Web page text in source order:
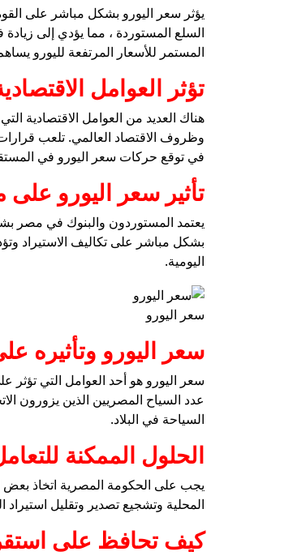
يؤثر سعر اليورو بشكل مباشر على
السلع المستوردة ، مما يؤدي إلى زيادة
المستمر للأسعار المرتفعة لليورو
تؤثر العوامل
هناك العديد من العوامل الاقتصادية
وظروف الاقتصاد العالمي. تلعب
في توقع حركات سعر اليورو في
تأثير سعر اليورو
يعتمد المستوردون والبنوك في مصر
بشكل مباشر على تكاليف الاستيراد
اليومية.
سعر اليورو
سعر اليورو وتأثيره
سعر اليورو هو أحد العوامل التي تؤثر
عدد السياح المصريين الذين يزورون
السياحة في البلاد.
الحلول الممكنة
يجب على الحكومة المصرية اتخاذ بعض
المحلية وتشجيع تصدير وتقليل
كيف تحافظ على